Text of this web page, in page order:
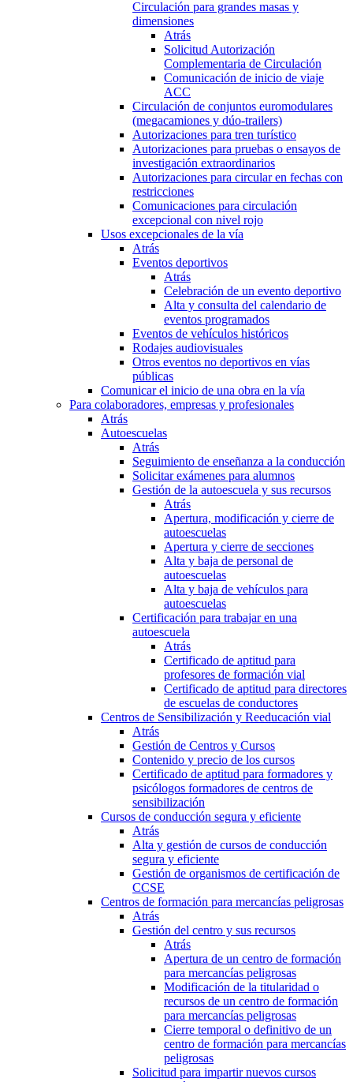
Circulación para grandes masas y
dimensiones
Atrás
Solicitud Autorización
Complementaria de Circulación
Comunicación de inicio de viaje
ACC
Circulación de conjuntos euromodulares
(megacamiones y dúo-trailers)
Autorizaciones para tren turístico
Autorizaciones para pruebas o ensayos de
investigación extraordinarios
Autorizaciones para circular en fechas con
restricciones
Comunicaciones para circulación
excepcional con nivel rojo
Usos excepcionales de la vía
Atrás
Eventos deportivos
Atrás
Celebración de un evento deportivo
Alta y consulta del calendario de
eventos programados
Eventos de vehículos históricos
Rodajes audiovisuales
Otros eventos no deportivos en vías
públicas
Comunicar el inicio de una obra en la vía
Para colaboradores, empresas y profesionales
Atrás
Autoescuelas
Atrás
Seguimiento de enseñanza a la conducción
Solicitar exámenes para alumnos
Gestión de la autoescuela y sus recursos
Atrás
Apertura, modificación y cierre de
autoescuelas
Apertura y cierre de secciones
Alta y baja de personal de
autoescuelas
Alta y baja de vehículos para
autoescuelas
Certificación para trabajar en una
autoescuela
Atrás
Certificado de aptitud para
profesores de formación vial
Certificado de aptitud para directores
de escuelas de conductores
Centros de Sensibilización y Reeducación vial
Atrás
Gestión de Centros y Cursos
Contenido y precio de los cursos
Certificado de aptitud para formadores y
psicólogos formadores de centros de
sensibilización
Cursos de conducción segura y eficiente
Atrás
Alta y gestión de cursos de conducción
segura y eficiente
Gestión de organismos de certificación de
CCSE
Centros de formación para mercancías peligrosas
Atrás
Gestión del centro y sus recursos
Atrás
Apertura de un centro de formación
para mercancías peligrosas
Modificación de la titularidad o
recursos de un centro de formación
para mercancías peligrosas
Cierre temporal o definitivo de un
centro de formación para mercancías
peligrosas
Solicitud para impartir nuevos cursos